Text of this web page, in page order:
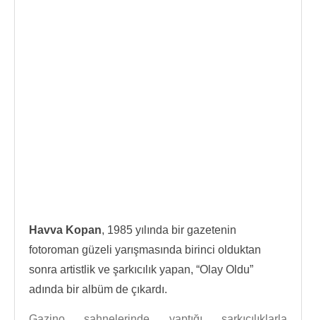
Havva Kopan, 1985 yılında bir gazetenin
fotoroman güzeli yarışmasında birinci olduktan
sonra artistlik ve şarkıcılık yapan, “Olay Oldu”
adında bir albüm de çıkardı.